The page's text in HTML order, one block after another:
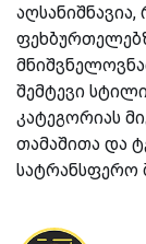
შემტევი
კატეგორიას
თამაშითა და
სატრანსფერო